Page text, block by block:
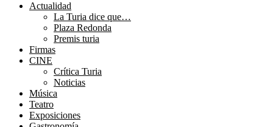
Actualidad
La Turia dice que…
Plaza Redonda
Premis turia
Firmas
CINE
Crítica Turia
Noticias
Música
Teatro
Exposiciones